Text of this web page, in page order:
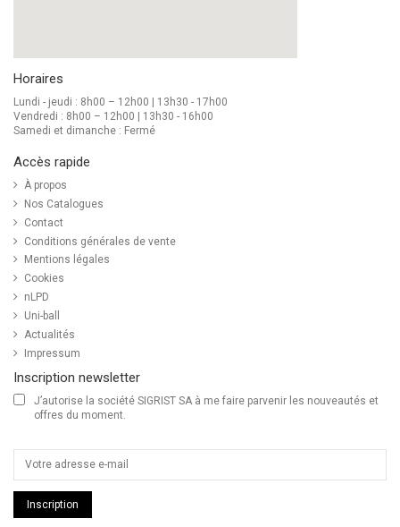
Horaires
Lundi - jeudi : 8h00 – 12h00 | 13h30 - 17h00
Vendredi : 8h00 – 12h00 | 13h30 - 16h00
Samedi et dimanche : Fermé
Accès rapide
À propos
Nos Catalogues
Contact
Conditions générales de vente
Mentions légales
Cookies
nLPD
Uni-ball
Actualités
Impressum
Inscription newsletter
J’autorise la société SIGRIST SA à me faire parvenir les nouveautés et
offres du moment.
Inscription